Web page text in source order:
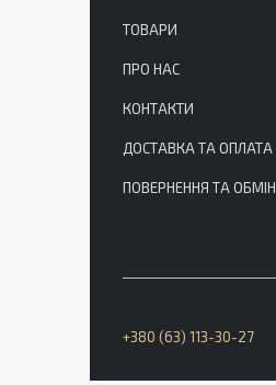
ТОВАРИ
ПРО НАС
КОНТАКТИ
ДОСТАВКА ТА ОПЛАТА
ПОВЕРНЕННЯ ТА ОБМІН
+380 (63) 113-30-27